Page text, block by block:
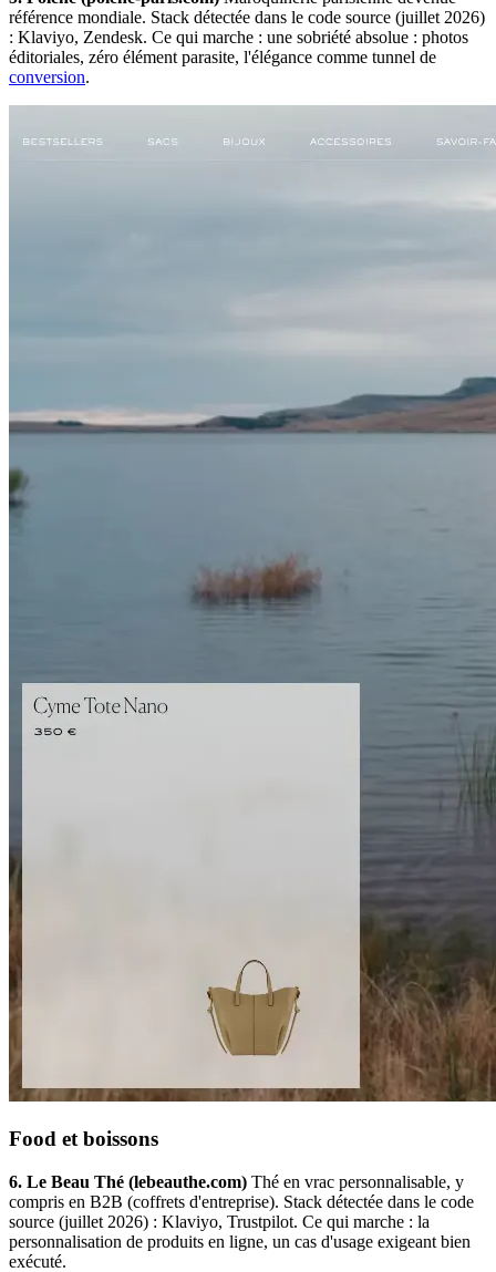
référence mondiale. Stack détectée dans le code source (juillet 2026)
: Klaviyo, Zendesk. Ce qui marche : une sobriété absolue : photos
éditoriales, zéro élément parasite, l'élégance comme tunnel de
conversion.
Food et boissons
6. Le Beau Thé (lebeauthe.com) Thé en vrac personnalisable, y
compris en B2B (coffrets d'entreprise). Stack détectée dans le code
source (juillet 2026) : Klaviyo, Trustpilot. Ce qui marche : la
personnalisation de produits en ligne, un cas d'usage exigeant bien
exécuté.